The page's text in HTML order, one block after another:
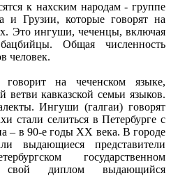
к нахским народам - группе
и Грузии, которые говорят на
Это ингуши, чеченцы, включая
Общая численность
человек.
на чеченском языке,
кавказской семьи языков.
Ингуши (галгаи) говорят
стали селиться в Петербурге с
– в 90-е годы XX века. В городе
выдающиеся представители
государственном
свой диплом выдающийся